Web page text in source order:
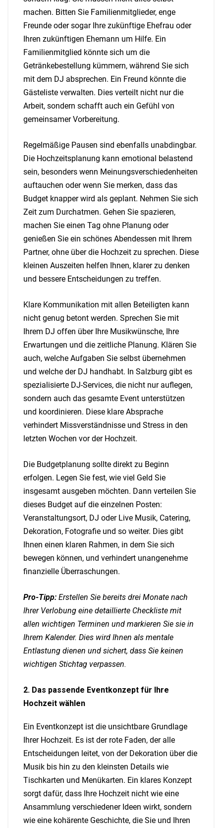
machen. Bitten Sie Familienmitglieder, enge
Freunde oder sogar Ihre zukünftige Ehefrau oder
Ihren zukünftigen Ehemann um Hilfe. Ein
Familienmitglied könnte sich um die
Getränkebestellung kümmern, während Sie sich
mit dem DJ absprechen. Ein Freund könnte die
Gästeliste verwalten. Dies verteilt nicht nur die
Arbeit, sondern schafft auch ein Gefühl von
gemeinsamer Vorbereitung.
Regelmäßige Pausen sind ebenfalls unabdingbar.
Die Hochzeitsplanung kann emotional belastend
sein, besonders wenn Meinungsverschiedenheiten
auftauchen oder wenn Sie merken, dass das
Budget knapper wird als geplant. Nehmen Sie sich
Zeit zum Durchatmen. Gehen Sie spazieren,
machen Sie einen Tag ohne Planung oder
genießen Sie ein schönes Abendessen mit Ihrem
Partner, ohne über die Hochzeit zu sprechen. Diese
kleinen Auszeiten helfen Ihnen, klarer zu denken
und bessere Entscheidungen zu treffen.
Klare Kommunikation mit allen Beteiligten kann
nicht genug betont werden. Sprechen Sie mit
Ihrem DJ offen über Ihre Musikwünsche, Ihre
Erwartungen und die zeitliche Planung. Klären Sie
auch, welche Aufgaben Sie selbst übernehmen
und welche der DJ handhabt. In Salzburg gibt es
spezialisierte DJ-Services, die nicht nur auflegen,
sondern auch das gesamte Event unterstützen
und koordinieren. Diese klare Absprache
verhindert Missverständnisse und Stress in den
letzten Wochen vor der Hochzeit.
Die Budgetplanung sollte direkt zu Beginn
erfolgen. Legen Sie fest, wie viel Geld Sie
insgesamt ausgeben möchten. Dann verteilen Sie
dieses Budget auf die einzelnen Posten:
Veranstaltungsort, DJ oder Live Musik, Catering,
Dekoration, Fotografie und so weiter. Dies gibt
Ihnen einen klaren Rahmen, in dem Sie sich
bewegen können, und verhindert unangenehme
finanzielle Überraschungen.
Pro-Tipp: Erstellen Sie bereits drei Monate nach
Ihrer Verlobung eine detaillierte Checkliste mit
allen wichtigen Terminen und markieren Sie sie in
Ihrem Kalender. Dies wird Ihnen als mentale
Entlastung dienen und sichert, dass Sie keinen
wichtigen Stichtag verpassen.
2. Das passende Eventkonzept für Ihre
Hochzeit wählen
Ein Eventkonzept ist die unsichtbare Grundlage
Ihrer Hochzeit. Es ist der rote Faden, der alle
Entscheidungen leitet, von der Dekoration über die
Musik bis hin zu den kleinsten Details wie
Tischkarten und Menükarten. Ein klares Konzept
sorgt dafür, dass Ihre Hochzeit nicht wie eine
Ansammlung verschiedener Ideen wirkt, sondern
wie eine kohärente Geschichte, die Sie und Ihren